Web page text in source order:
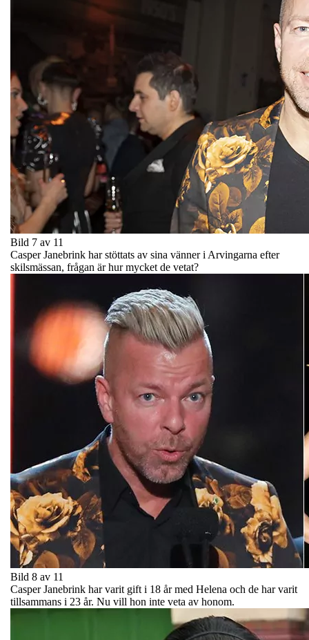
Bild 7 av 11
Casper Janebrink har stöttats av sina vänner i Arvingarna efter
skilsmässan, frågan är hur mycket de vetat?
Bild 8 av 11
Casper Janebrink har varit gift i 18 år med Helena och de har varit
tillsammans i 23 år. Nu vill hon inte veta av honom.